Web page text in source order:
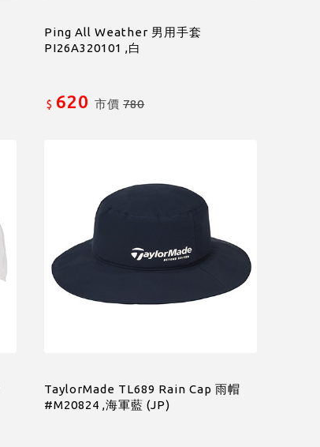
Ping All Weather 男用手套
PI26A320101 ,白
$ 620 市價780
TaylorMade TL689 Rain Cap 雨帽
#M20824 ,海軍藍 (JP)